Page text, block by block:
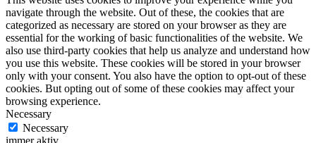
navigate through the website. Out of these, the cookies that are
categorized as necessary are stored on your browser as they are
essential for the working of basic functionalities of the website. We
also use third-party cookies that help us analyze and understand how
you use this website. These cookies will be stored in your browser
only with your consent. You also have the option to opt-out of these
cookies. But opting out of some of these cookies may affect your
browsing experience.
Necessary
Necessary
immer aktiv